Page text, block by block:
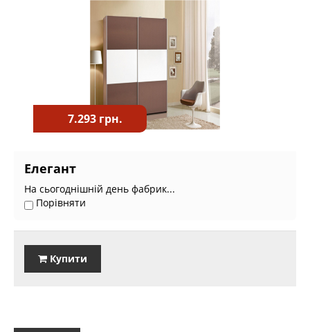
7.293 грн.
Елегант
На сьогоднішній день фабрик...
Порівняти
Купити